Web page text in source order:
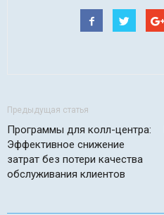
Предыдущая статья
Программы для колл-центра:
Эффективное снижение
затрат без потери качества
обслуживания клиентов